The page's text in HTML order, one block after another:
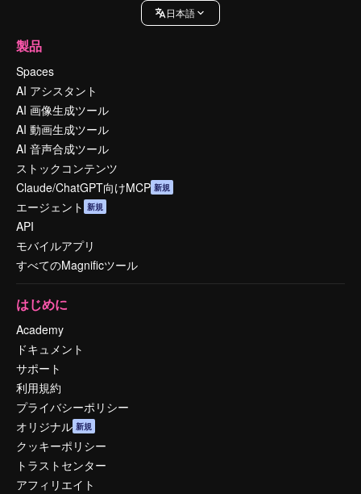
日本語
製品
Spaces
AI アシスタント
AI 画像生成ツール
AI 動画生成ツール
AI 音声合成ツール
ストックコンテンツ
Claude/ChatGPT向けMCP 新規
エージェント 新規
API
モバイルアプリ
すべてのMagnificツール
はじめに
Academy
ドキュメント
サポート
利用規約
プライバシーポリシー
オリジナル 新規
クッキーポリシー
トラストセンター
アフィリエイト